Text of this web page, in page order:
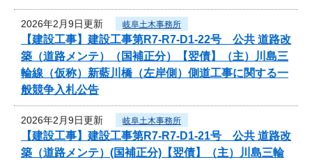
2026年2月9日更新 岐阜土木事務所
【建設工事】建設工事第R7-R7-D1-22号 公共 道路改
築（道路メンテ）（国補正分）【翌債】（主）川島三
輪線（仮称）新藍川橋（左岸側）側道工事に関する一
般競争入札公告
2026年2月9日更新 岐阜土木事務所
【建設工事】建設工事第R7-R7-D1-21号 公共 道路改
築（道路メンテ）(国補正分)【翌債】（主）川島三輪